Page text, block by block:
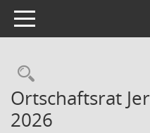
Toggle navigation
Ortschaftsrat
2026